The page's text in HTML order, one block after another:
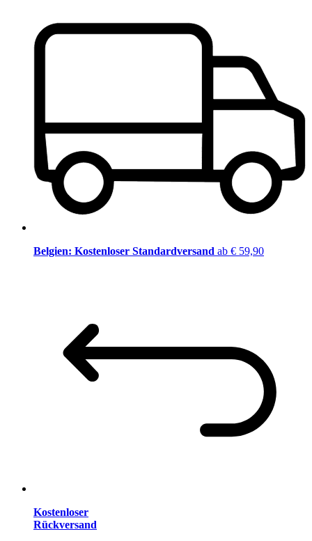
Belgien: Kostenloser Standardversand ab € 59,90
Kostenloser
Rückversand